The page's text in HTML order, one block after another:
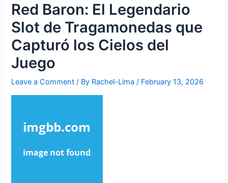
Red Baron: El Legendario
Slot de Tragamonedas que
Capturó los Cielos del
Juego
Leave a Comment / By Rachel-Lima/ February 13, 2026